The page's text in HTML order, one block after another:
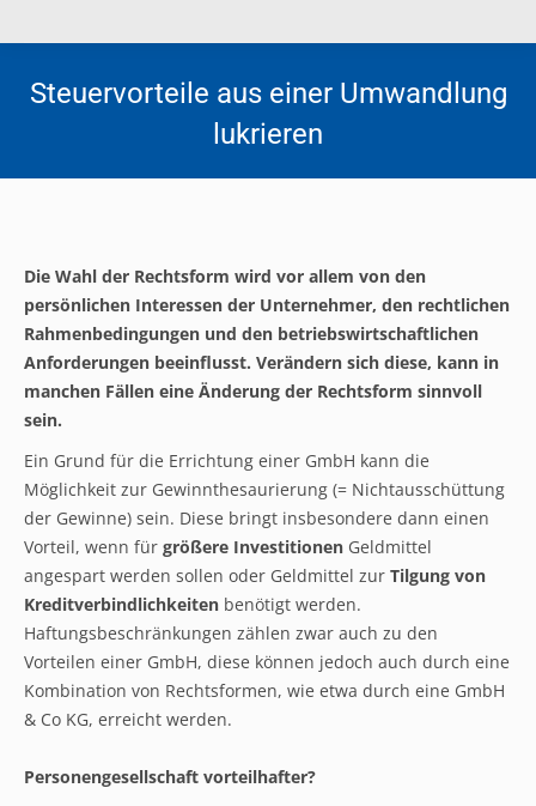
Steuervorteile aus einer Umwandlung
lukrieren
Die Wahl der Rechtsform wird vor allem von den
persönlichen Interessen der Unternehmer, den rechtlichen
Rahmenbedingungen und den betriebswirtschaftlichen
Anforderungen beeinflusst. Verändern sich diese, kann in
manchen Fällen eine Änderung der Rechtsform sinnvoll
sein.
Ein Grund für die Errichtung einer GmbH kann die
Möglichkeit zur Gewinnthesaurierung (= Nichtausschüttung
der Gewinne) sein. Diese bringt insbesondere dann einen
Vorteil, wenn für größere Investitionen Geldmittel
angespart werden sollen oder Geldmittel zur Tilgung von
Kreditverbindlichkeiten benötigt werden.
Haftungsbeschränkungen zählen zwar auch zu den
Vorteilen einer GmbH, diese können jedoch auch durch eine
Kombination von Rechtsformen, wie etwa durch eine GmbH
& Co KG, erreicht werden.
Personengesellschaft vorteilhafter?